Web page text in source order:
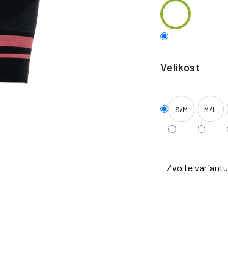
Velikost
S/M M/L
Zvolte variantu